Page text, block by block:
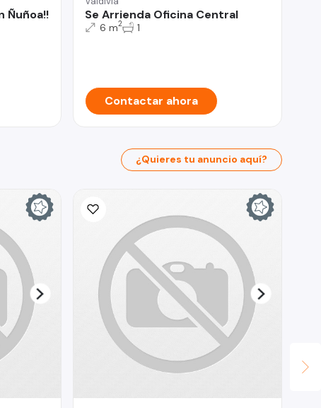
Ñuñoa!! Se Arrienda Oficina Central
6 m2 1
Contactar ahora
¿Quieres tu anuncio aquí?